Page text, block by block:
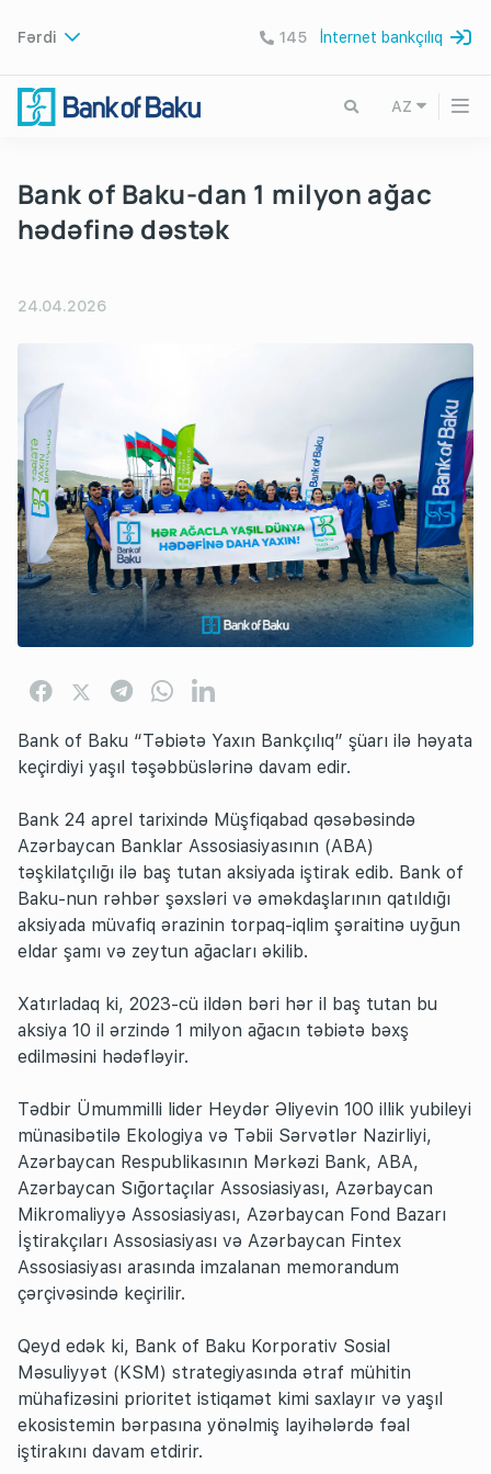
Fərdi 145 İnternet bankçılıq
AZ
Bank of Baku-dan 1 milyon ağac
hədəfinə dəstək
24.04.2026
Bank of Baku “Təbiətə Yaxın Bankçılıq” şüarı ilə həyata
keçirdiyi yaşıl təşəbbüslərinə davam edir.
Bank 24 aprel tarixində Müşfiqabad qəsəbəsində
Azərbaycan Banklar Assosiasiyasının (ABA)
təşkilatçılığı ilə baş tutan aksiyada iştirak edib. Bank of
Baku-nun rəhbər şəxsləri və əməkdaşlarının qatıldığı
aksiyada müvafiq ərazinin torpaq-iqlim şəraitinə uyğun
eldar şamı və zeytun ağacları əkilib.
Xatırladaq ki, 2023-cü ildən bəri hər il baş tutan bu
aksiya 10 il ərzində 1 milyon ağacın təbiətə bəxş
edilməsini hədəfləyir.
Tədbir Ümummilli lider Heydər Əliyevin 100 illik yubileyi
münasibətilə Ekologiya və Təbii Sərvətlər Nazirliyi,
Azərbaycan Respublikasının Mərkəzi Bank, ABA,
Azərbaycan Sığortaçılar Assosiasiyası, Azərbaycan
Mikromaliyyə Assosiasiyası, Azərbaycan Fond Bazarı
İştirakçıları Assosiasiyası və Azərbaycan Fintex
Assosiasiyası arasında imzalanan memorandum
çərçivəsində keçirilir.
Qeyd edək ki, Bank of Baku Korporativ Sosial
Məsuliyyət (KSM) strategiyasında ətraf mühitin
mühafizəsini prioritet istiqamət kimi saxlayır və yaşıl
ekosistemin bərpasına yönəlmiş layihələrdə fəal
iştirakını davam etdirir.